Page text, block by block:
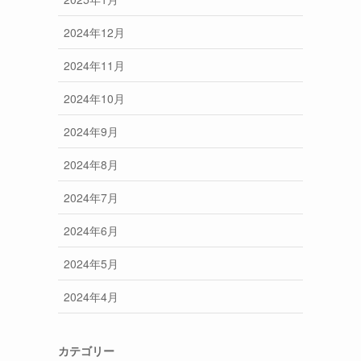
2024年12月
2024年11月
2024年10月
2024年9月
2024年8月
2024年7月
2024年6月
2024年5月
2024年4月
カテゴリー